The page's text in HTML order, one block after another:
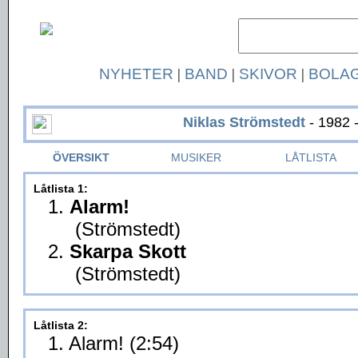
NYHETER | BAND | SKIVOR |
Niklas Strömstedt- 1982
ÖVERSIKT MUSIKER LÅTLISTA
Låtlista 1:
1. Alarm!
(Strömstedt)
2. Skarpa Skott
(Strömstedt)
Låtlista 2:
1. Alarm! (2:54)